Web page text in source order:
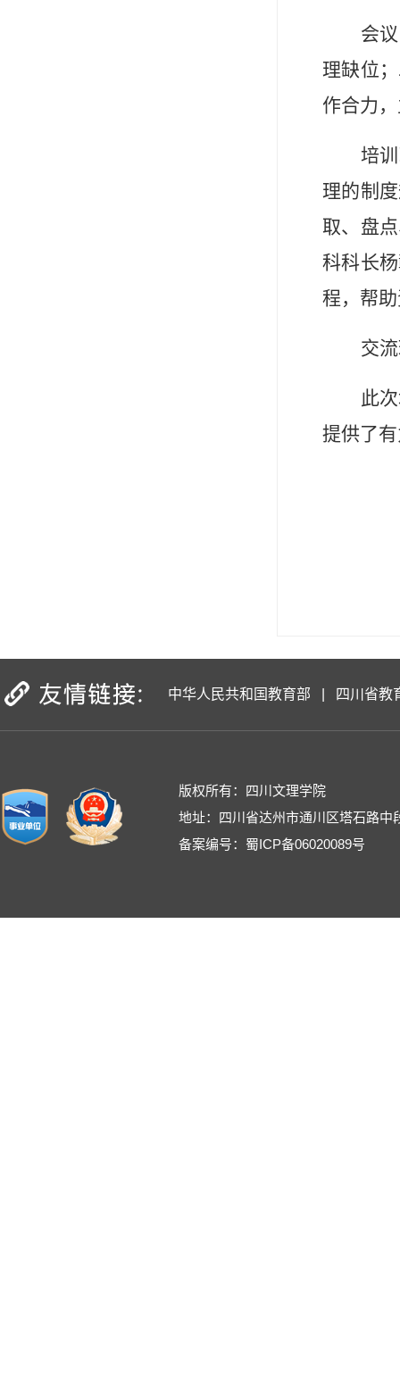
会
理缺位
作合力
培
理的制
取、盘
科科长
程，帮
交
此
提供了
中华人民共和国教育部 四川省教
版权所有：四川文理学院
地址：四川省达州市通川区塔石路中
备案编号：蜀ICP备06020089号